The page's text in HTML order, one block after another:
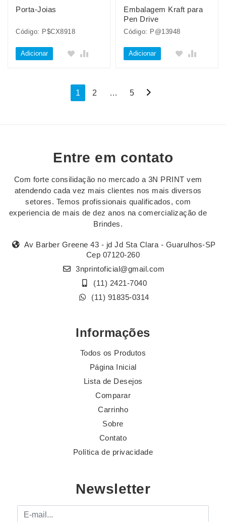
Porta-Joias
Código: P$CX8918
Adicionar
Embalagem Kraft para
Pen Drive
Código: P@13948
Adicionar
Navegação
1 2 … 5
Entre em contato
Com forte consilidação no mercado a 3N PRINT vem
atendendo cada vez mais clientes nos mais diversos
setores. Temos profissionais qualificados, com
experiencia de mais de dez anos na comercialização de
Brindes.
Av Barber Greene 43 - jd Jd Sta Clara - Guarulhos-SP
Cep 07120-260
3nprintoficial@gmail.com
(11) 2421-7040
(11) 91835-0314
Informações
Todos os Produtos
Página Inicial
Lista de Desejos
Comparar
Carrinho
Sobre
Contato
Política de privacidade
Newsletter
E-mail